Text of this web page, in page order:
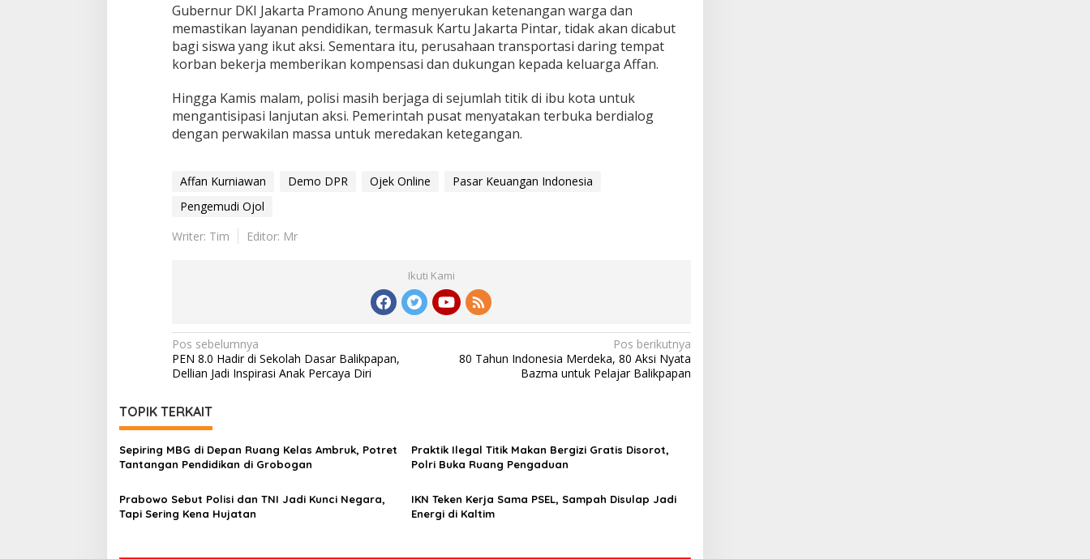
Gubernur DKI Jakarta Pramono Anung menyerukan ketenangan warga dan
memastikan layanan pendidikan, termasuk Kartu Jakarta Pintar, tidak akan dicabut
bagi siswa yang ikut aksi. Sementara itu, perusahaan transportasi daring tempat
korban bekerja memberikan kompensasi dan dukungan kepada keluarga Affan.
Hingga Kamis malam, polisi masih berjaga di sejumlah titik di ibu kota untuk
mengantisipasi lanjutan aksi. Pemerintah pusat menyatakan terbuka berdialog
dengan perwakilan massa untuk meredakan ketegangan.
Affan Kurniawan Demo DPR Ojek Online
Pasar Keuangan Indonesia
Pengemudi Ojol
Writer: Tim
Editor: Mr
Ikuti Kami
Navigasi
pos
Pos sebelumnya
PEN 8.0 Hadir di Sekolah Dasar Balikpapan,
Dellian Jadi Inspirasi Anak Percaya Diri
Pos berikutnya
80 Tahun Indonesia Merdeka, 80 Aksi Nyata
Bazma untuk Pelajar Balikpapan
TOPIK TERKAIT
Sepiring MBG di Depan Ruang Kelas Ambruk, Potret
Tantangan Pendidikan di Grobogan
Praktik Ilegal Titik Makan Bergizi Gratis Disorot,
Polri Buka Ruang Pengaduan
Prabowo Sebut Polisi dan TNI Jadi Kunci Negara,
Tapi Sering Kena Hujatan
IKN Teken Kerja Sama PSEL, Sampah Disulap Jadi
Energi di Kaltim